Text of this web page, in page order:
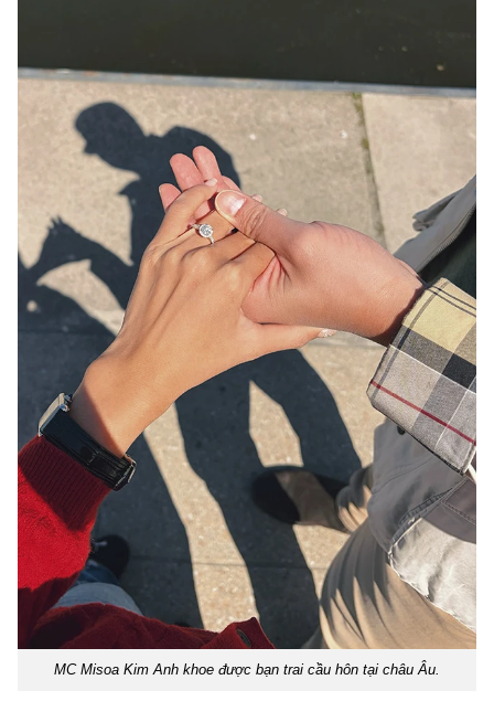
MC Misoa Kim Anh khoe được bạn trai cầu hôn tại châu Âu.